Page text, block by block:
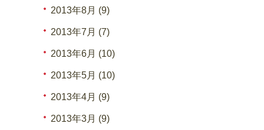
2013年8月 (9)
2013年7月 (7)
2013年6月 (10)
2013年5月 (10)
2013年4月 (9)
2013年3月 (9)